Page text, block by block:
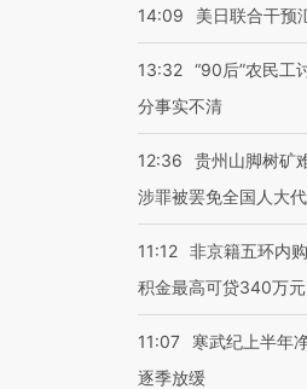
14:09 美日联合干预
13:32 “90后”农民工
分事实不清
12:36
贵州山脚树矿
涉罪被罢免全国人大
11:12 非京籍五环内
积金最高可贷340万元
11:07
寒武纪上半年
逐季放缓